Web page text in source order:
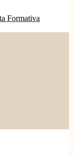
Formativa